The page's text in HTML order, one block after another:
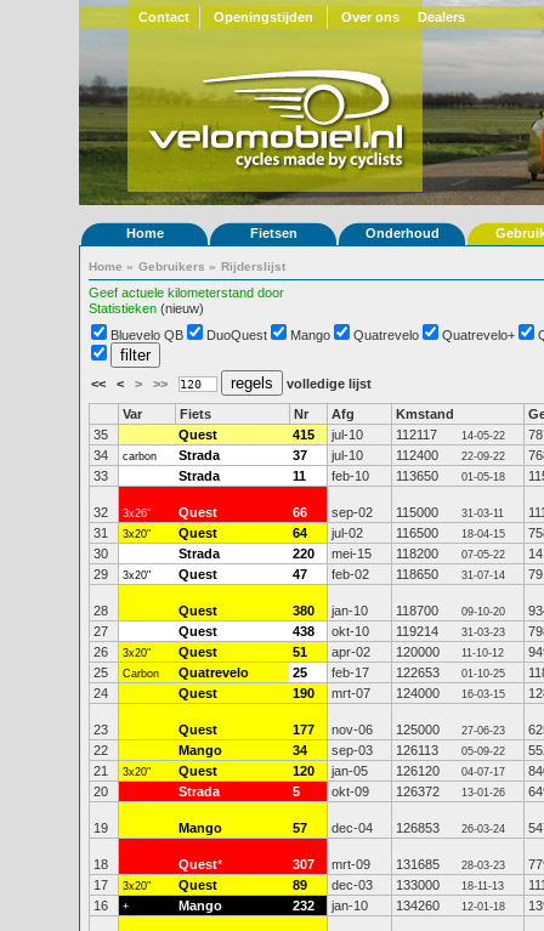
Contact Openingstijden Over ons Dealers
Home Fietsen Onderhoud
Home » Gebruikers » Rijderslijst
Geef actuele kilometerstand door
Statistieken (nieuw)
Bluevelo QB
DuoQuest Mango Quatrevelo Quatrevelo+
<< < > >> volledige lijst
Var Fiets Nr Afg Kmstand
35
Quest 415 jul-10 112117 14-05-22
34
carbon Strada 37 jul-10 112400 22-09-22
33
Strada 11 feb-10 113650 01-05-18
32 3x26" Quest 66 sep-02 115000 31-03-11
31
3x20" Quest 64 jul-02 116500 18-04-15
30
Strada 220 mei-15 118200 07-05-22
29
3x20" Quest 47 feb-02 118650 31-07-14
28 Quest 380 jan-10 118700 09-10-20
27
Quest 438 okt-10 119214 31-03-23
26
3x20" Quest 51 apr-02 120000 11-10-12
25
Carbon Quatrevelo 25 feb-17 122653 01-10-25
24
Quest 190 mrt-07 124000 16-03-15
23 Quest 177 nov-06 125000 27-06-23
22
Mango 34 sep-03 126113 05-09-22
21
3x20" Quest 120 jan-05 126120 04-07-17
20
Strada 5 okt-09 126372 13-01-26
19 Mango 57 dec-04 126853 26-03-24
18 Quest* 307 mrt-09 131685 28-03-23
17
3x20" Quest 89 dec-03 133000 18-11-13
16
+ Mango 232 jan-10 134260 12-01-18